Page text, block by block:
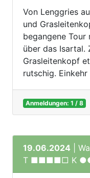
Von Lenggries
und
begangene
über das Isartal.
Grasleitenkopf
rutschig.
Anmeldungen: 1 / 8
19.06.2024 |
T ■■■■□ K